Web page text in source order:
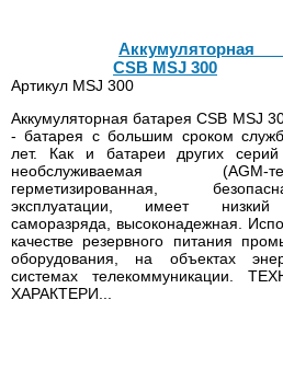
Аккумуляторная
CSB MSJ 300
Артикул MSJ 300
Аккумуляторная батарея CSB MSJ
- батарея с большим сроком
лет. Как и батареи других
необслуживаемая (AGM-
герметизированная,
эксплуатации, имеет низкий
саморазряда, высоконадежная.
качестве резервного питания
оборудования, на объектах
системах телекоммуникации.
ХАРАКТЕРИ...